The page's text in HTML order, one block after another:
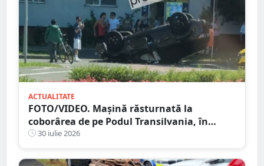
ACTUALITATE
FOTO/VIDEO. Mașină răsturnată la
coborârea de pe Podul Transilvania, în
municipiul Satu Mare
30 iulie 2026